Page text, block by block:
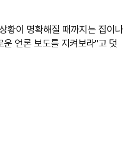
황이 명확해질 때까지는 집이나
운 언론 보도를 지켜보라"고 덧